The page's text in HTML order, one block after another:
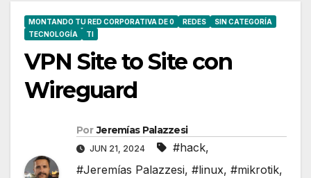
MONTANDO TU RED CORPORATIVA DE 0 REDES
SIN CATEGORÍA
TECNOLOGÍA
TI
VPN Site to Site con
Wireguard
Por Jeremías Palazzesi
JUN 21, 2024 #hack,
#Jeremías Palazzesi, #linux, #mikrotik,